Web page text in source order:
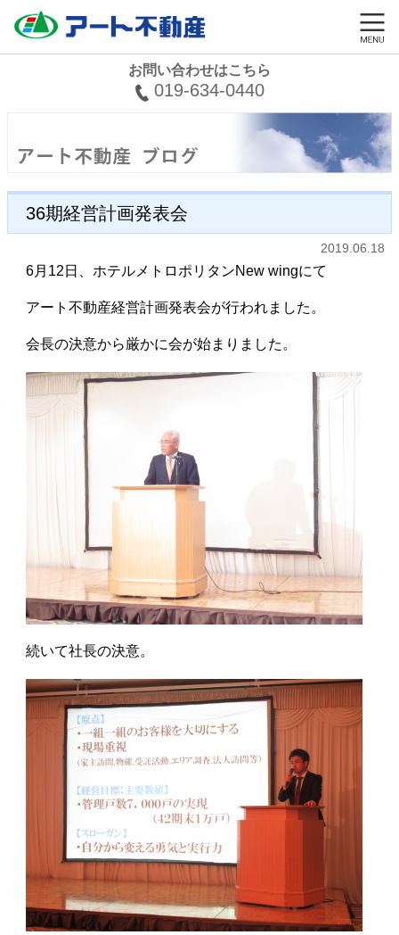
お問い合わせはこちら
019-634-0440
36期経営計画発表会
2019.06.18
6月12日、ホテルメトロポリタンNew wingにて
アート不動産経営計画発表会が行われました。
会長の決意から厳かに会が始まりました。
続いて社長の決意。